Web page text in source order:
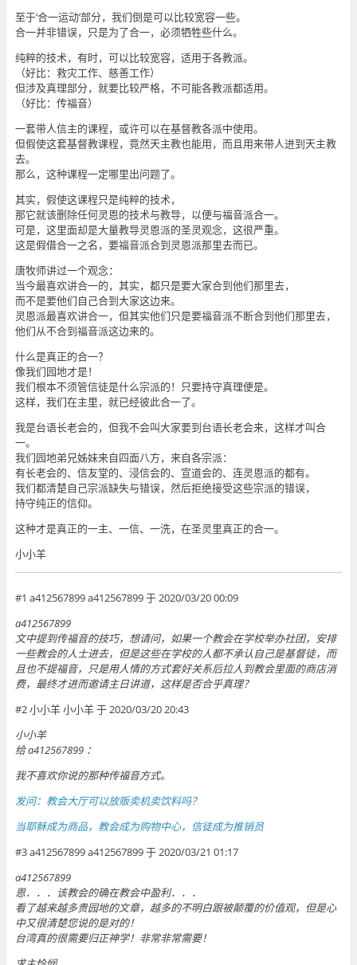
至于‘合一运动’部分，我们倒是可以比较宽容一些。
合一并非错误，只是为了合一，必须牺牲些什么。
纯粹的技术，有时，可以比较宽容，适用于各教派。
（好比：救灾工作、慈善工作）
但涉及真理部分，就要比较严格，不可能各教派都适用。
（好比：传福音）
一套带人信主的课程，或许可以在基督教各派中使用。
但假使这套基督教课程，竟然天主教也能用，而且用来带人进到天主教
去。
那么，这种课程一定哪里出问题了。
其实，假使这课程只是纯粹的技术，
那它就该删除任何灵恩的技术与教导，以便与福音派合一。
可是，这里面却是大量教导灵恩派的圣灵观念，这很严重。
这是假借合一之名，要福音派合到灵恩派那里去而已。
唐牧师讲过一个观念：
当今最喜欢讲合一的，其实，都只是要大家合到他们那里去，
而不是要他们自己合到大家这边来。
灵恩派最喜欢讲合一，但其实他们只是要福音派不断合到他们那里去，
他们从不合到福音派这边来的。
什么是真正的合一？
像我们园地才是！
我们根本不须管信徒是什么宗派的！只要持守真理便是。
这样，我们在主里，就已经彼此合一了。
我是台语长老会的，但我不会叫大家要到台语长老会来，这样才叫合
一。
我们园地弟兄姊妹来自四面八方，来自各宗派：
有长老会的、信友堂的、浸信会的、宣道会的、连灵恩派的都有。
我们都清楚自己宗派缺失与错误，然后拒绝接受这些宗派的错误，
持守纯正的信仰。
这种才是真正的一主、一信、一洗，在圣灵里真正的合一。
小小羊
#1 a412567899 a412567899 于 2020/03/20 00:09
a412567899
文中提到传福音的技巧，想请问，如果一个教会在学校举办社团，安排
一些教会的人士进去，但是这些在学校的人都不承认自己是基督徒，而
且也不提福音，只是用人情的方式套好关系后拉人到教会里面的商店消
费，最终才进而邀请主日讲道，这样是否合乎真理？
#2 小小羊 小小羊 于 2020/03/20 20:43
小小羊
给 a412567899 ：
我不喜欢你说的那种传福音方式。
发问：教会大厅可以放贩卖机卖饮料吗？
当耶稣成为商品，教会成为购物中心，信徒成为推销员
#3 a412567899 a412567899 于 2020/03/21 01:17
a412567899
恩．．．该教会的确在教会中盈利．．．
看了越来越多贵园地的文章，越多的不明白跟被颠覆的价值观，但是心
中又很清楚您说的是对的！
台湾真的很需要归正神学！非常非常需要！